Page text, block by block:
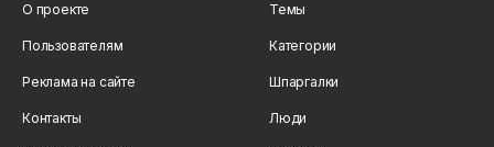
О проекте
Пользователям
Реклама на сайте
Контакты
Темы
Категории
Шпаргалки
Люди